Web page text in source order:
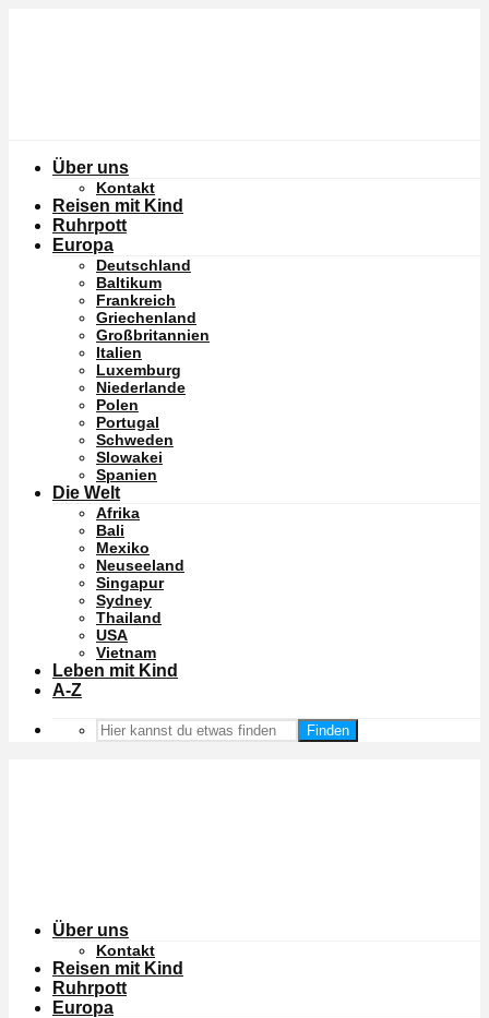
Über uns
Kontakt
Reisen mit Kind
Ruhrpott
Europa
Deutschland
Baltikum
Frankreich
Griechenland
Großbritannien
Italien
Luxemburg
Niederlande
Polen
Portugal
Schweden
Slowakei
Spanien
Die Welt
Afrika
Bali
Mexiko
Neuseeland
Singapur
Sydney
Thailand
USA
Vietnam
Leben mit Kind
A-Z
Finden
Über uns
Kontakt
Reisen mit Kind
Ruhrpott
Europa